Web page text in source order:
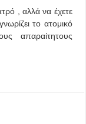
, αλλά να έχετε
το ατομικό
απαραίτητους